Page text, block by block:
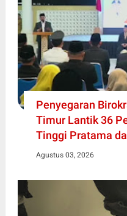
Penyegaran
Timur Lantik 36
Tinggi Pratama
Agustus 03, 2026